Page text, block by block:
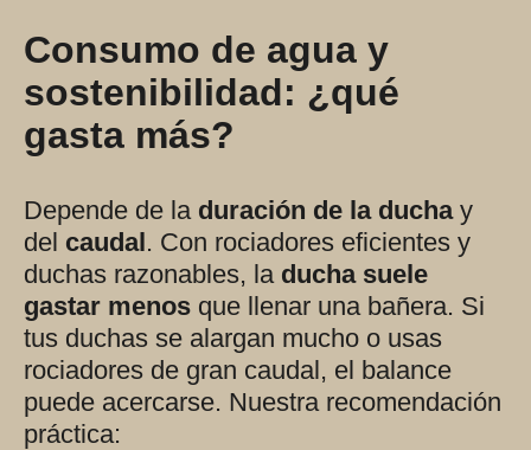
Consumo de agua y
sostenibilidad: ¿qué
gasta más?
Depende de la duración de la duchay
del caudal. Con rociadores eficientes y
duchas razonables, la ducha suele
gastar menos que llenar una bañera. Si
tus duchas se alargan mucho o usas
rociadores de gran caudal, el balance
puede acercarse. Nuestra recomendación
práctica: